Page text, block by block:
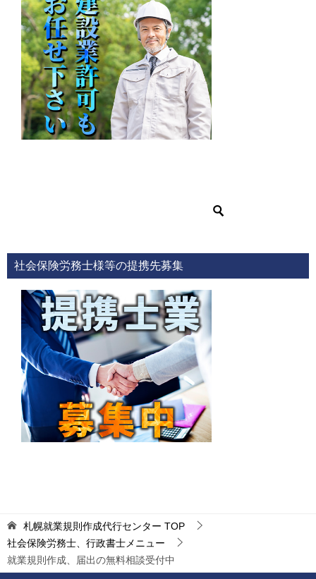
社会保険労務士様等の提携先募集
札幌就業規則作成代行センター TOP
社会保険労務士、行政書士メニュー
就業規則作成、届出の無料相談受付中